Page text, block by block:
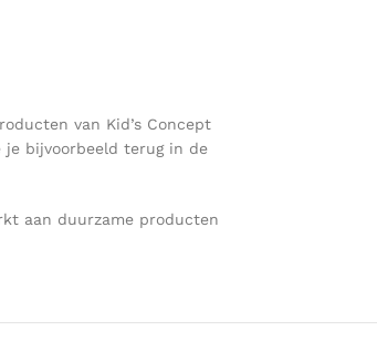
van Kid’s Concept
bijvoorbeeld terug in de
aan duurzame producten